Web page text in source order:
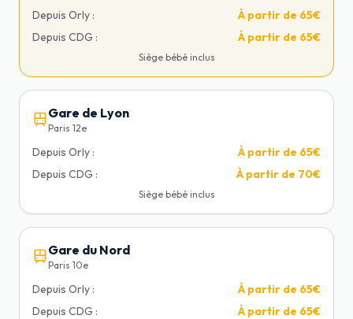
Depuis Orly : À partir de 65€
Depuis CDG :
À partir de 65€
Siège bébé inclus
Gare de Lyon
Paris 12e
Depuis Orly : À partir de 65€
Depuis CDG :
À partir de 70€
Siège bébé inclus
Gare du Nord
Paris 10e
Depuis Orly : À partir de 65€
Depuis CDG :
À partir de 65€